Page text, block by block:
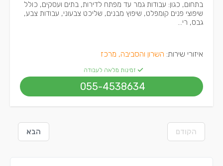
בתחום, כגון: עבודות גמר עד מפתח לדירות, בתים ועסקים, כולל
שיפוצי פנים קומפלט, שיפוץ מבנים, שליכט צבעוני, עבודות צבע,
גבס, רי...
איזורי שירות: השרון והסביבה, מרכז
זמינות מלאה לעבודה
055-4538634
הקודם הבא